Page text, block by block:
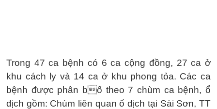
Trong 47 ca bệnh có 6 ca cộng đồng, 27 ca ở
khu cách ly và 14 ca ở khu phong tỏa. Các ca
bệnh được phân bố theo 7 chùm ca bệnh, ổ
dịch gồm: Chùm liên quan ổ dịch tại Sài Sơn, TT